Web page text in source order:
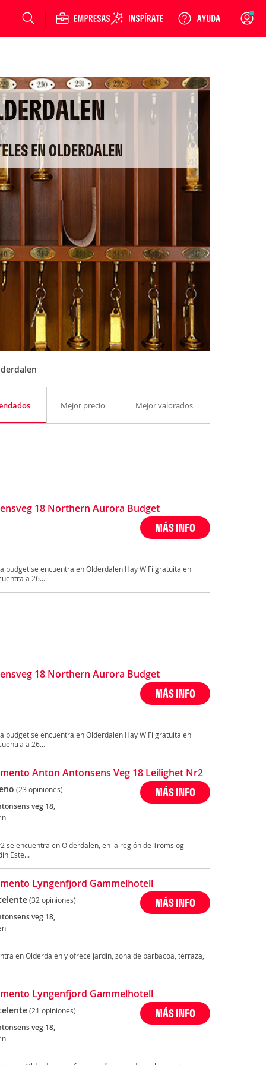
Login
EN OLDERDALEN
Mejor precio Mejor valorados
18 Northern Aurora Budget
MÁS INFO
budget se encuentra en Olderdalen Hay WiFi gratuita en
a 26...
18 Northern Aurora Budget
MÁS INFO
budget se encuentra en Olderdalen Hay WiFi gratuita en
a 26...
Anton Antonsens Veg 18 Leilighet Nr2
(23 opiniones)
veg 18,
MÁS INFO
se encuentra en Olderdalen, en la región de Troms og
Este...
Lyngenfjord Gammelhotell
(32 opiniones)
veg 18,
MÁS INFO
en Olderdalen y ofrece jardín, zona de barbacoa, terraza,
Lyngenfjord Gammelhotell
(21 opiniones)
veg 18,
MÁS INFO